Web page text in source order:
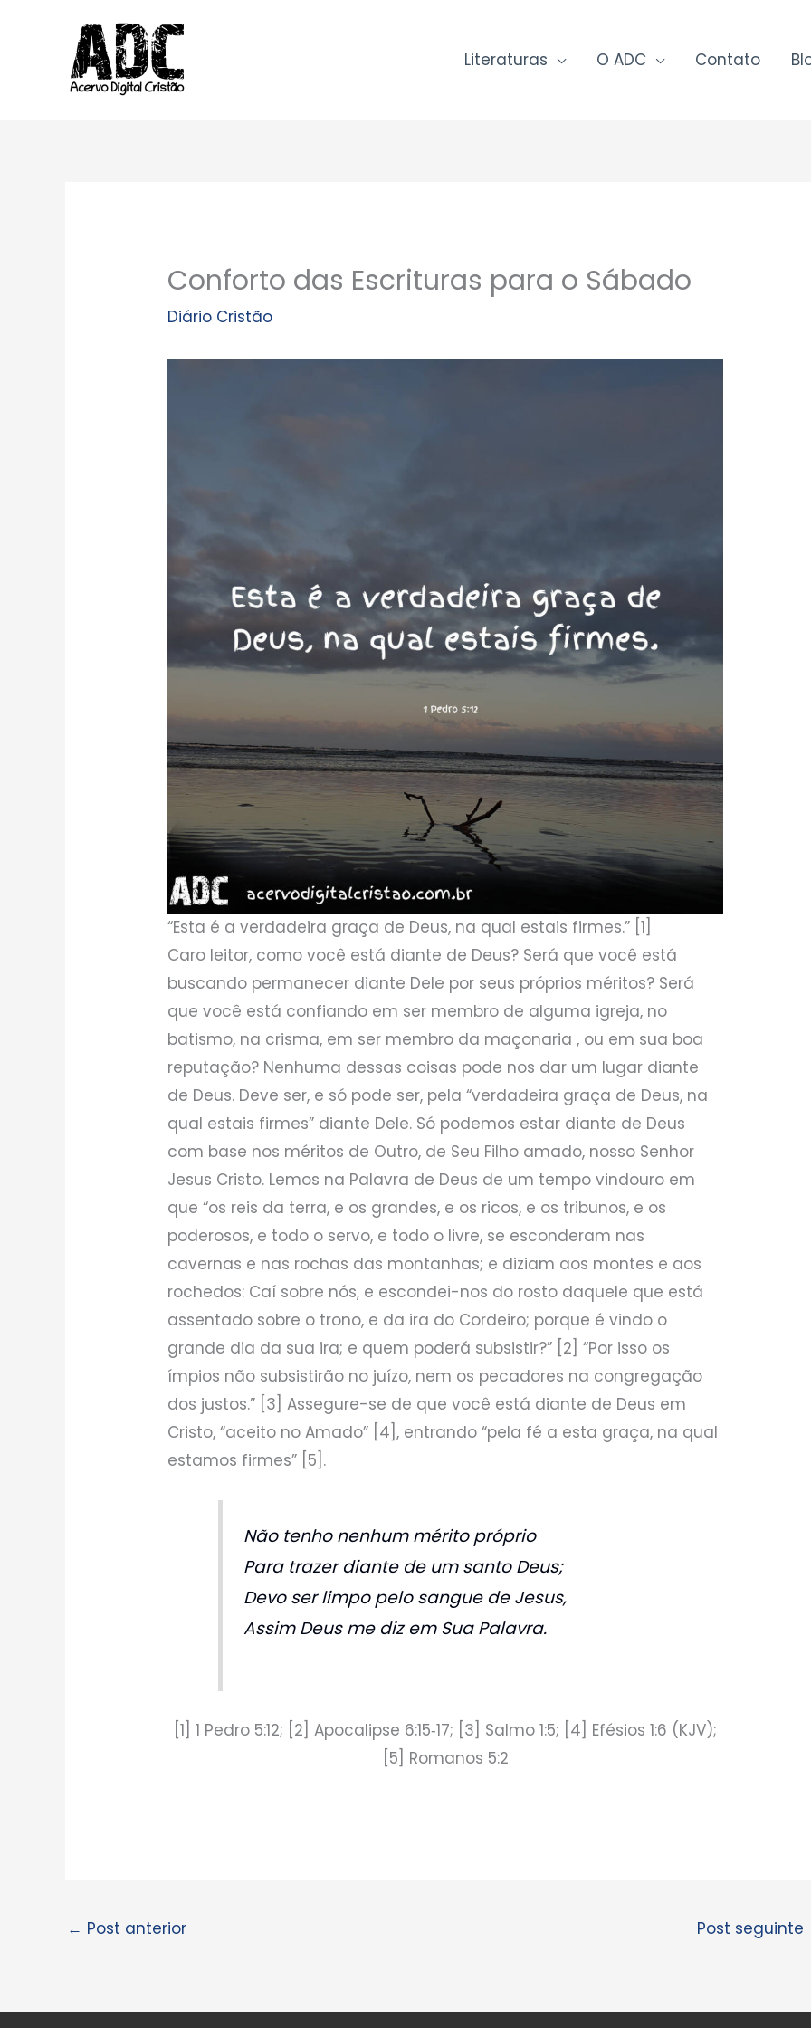
conteúdo
Literaturas O ADC Contato
Conforto das Escrituras para o Sábado
Diário Cristão
“Esta é a verdadeira graça de Deus, na qual estais firmes.” [1]
Caro leitor, como você está diante de Deus? Será que você está
buscando permanecer diante Dele por seus próprios méritos? Será
que você está confiando em ser membro de alguma igreja, no
batismo, na crisma, em ser membro da maçonaria , ou em sua boa
reputação? Nenhuma dessas coisas pode nos dar um lugar diante
de Deus. Deve ser, e só pode ser, pela “verdadeira graça de Deus, na
qual estais firmes” diante Dele. Só podemos estar diante de Deus
com base nos méritos de Outro, de Seu Filho amado, nosso Senhor
Jesus Cristo. Lemos na Palavra de Deus de um tempo vindouro em
que “os reis da terra, e os grandes, e os ricos, e os tribunos, e os
poderosos, e todo o servo, e todo o livre, se esconderam nas
cavernas e nas rochas das montanhas; e diziam aos montes e aos
rochedos: Caí sobre nós, e escondei-nos do rosto daquele que está
assentado sobre o trono, e da ira do Cordeiro; porque é vindo o
grande dia da sua ira; e quem poderá subsistir?” [2] “Por isso os
ímpios não subsistirão no juízo, nem os pecadores na congregação
dos justos.” [3] Assegure-se de que você está diante de Deus em
Cristo, “aceito no Amado” [4], entrando “pela fé a esta graça, na qual
estamos firmes” [5].
Não tenho nenhum mérito próprio
Para trazer diante de um santo Deus;
Devo ser limpo pelo sangue de Jesus,
Assim Deus me diz em Sua Palavra.
[1] 1 Pedro 5:12; [2] Apocalipse 6:15‑17; [3] Salmo 1:5; [4] Efésios 1:6 (KJV);
[5] Romanos 5:2
← Post anterior Post seguinte